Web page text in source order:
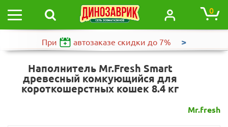
0
При автозаказе скидки до 7% >
Наполнитель Mr.Fresh Smart
древесный комкующийся для
короткошерстных кошек 8.4 кг
Mr.fresh